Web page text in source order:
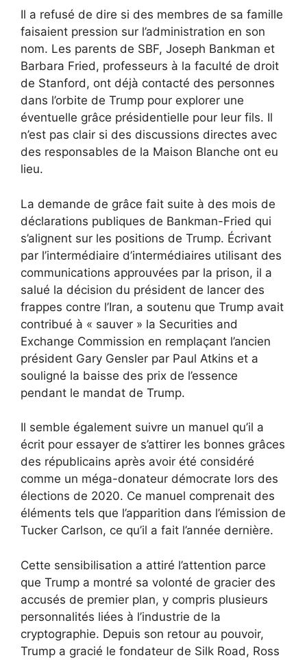
Il a refusé de dire si des membres de sa famille
faisaient pression sur l’administration en son
nom. Les parents de SBF, Joseph Bankman et
Barbara Fried, professeurs à la faculté de droit
de Stanford, ont déjà contacté des personnes
dans l’orbite de Trump pour explorer une
éventuelle grâce présidentielle pour leur fils. Il
n’est pas clair si des discussions directes avec
des responsables de la Maison Blanche ont eu
lieu.
La demande de grâce fait suite à des mois de
déclarations publiques de Bankman-Fried qui
s’alignent sur les positions de Trump. Écrivant
par l’intermédiaire d’intermédiaires utilisant des
communications approuvées par la prison, il a
salué la décision du président de lancer des
frappes contre l’Iran, a soutenu que Trump avait
contribué à « sauver » la Securities and
Exchange Commission en remplaçant l’ancien
président Gary Gensler par Paul Atkins et a
souligné la baisse des prix de l’essence
pendant le mandat de Trump.
Il semble également suivre un manuel qu’il a
écrit pour essayer de s’attirer les bonnes grâces
des républicains après avoir été considéré
comme un méga-donateur démocrate lors des
élections de 2020. Ce manuel comprenait des
éléments tels que l’apparition dans l’émission de
Tucker Carlson, ce qu’il a fait l’année dernière.
Cette sensibilisation a attiré l’attention parce
que Trump a montré sa volonté de gracier des
accusés de premier plan, y compris plusieurs
personnalités liées à l’industrie de la
cryptographie. Depuis son retour au pouvoir,
Trump a gracié le fondateur de Silk Road, Ross